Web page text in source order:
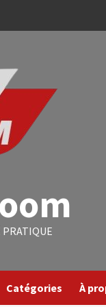
PRATIQUE
Catégories À